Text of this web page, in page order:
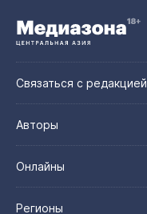
Связаться с редакцией
Авторы
Онлайны
Регионы